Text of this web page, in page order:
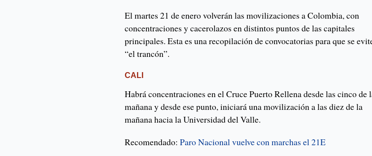
El martes 21 de enero volverán las movilizaciones a Colombia, con
concentraciones y cacerolazos en distintos puntos de las capitales
principales. Esta es una recopilación de convocatorias para que se
“el trancón”.
CALI
Habrá concentraciones en el Cruce Puerto Rellena desde las cinco de
mañana y desde ese punto, iniciará una movilización a las diez de la
mañana hacia la Universidad del Valle.
Recomendado:Paro Nacional vuelve con marchas el 21E